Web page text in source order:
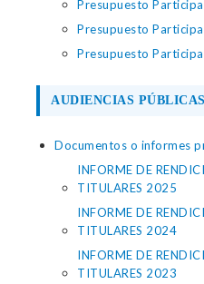
Presupuesto
Presupuesto
Presupuesto
AUDIENCIAS PÚBLICAS
Documentos o informes
INFORME DE
TITULARES 2025
INFORME DE
TITULARES 2024
INFORME DE
TITULARES 2023